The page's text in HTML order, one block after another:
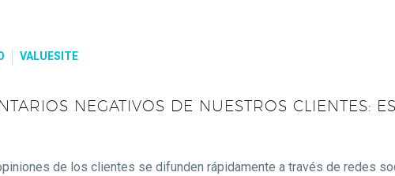
VALUESITE
NEGATIVOS DE NUESTROS CLIENTES:
de los clientes se difunden rápidamente a través de redes